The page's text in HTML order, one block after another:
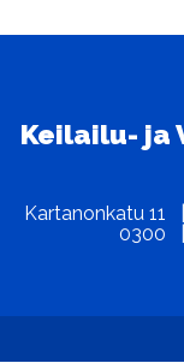
Keilailu- ja
Kartanonkatu
0300 |